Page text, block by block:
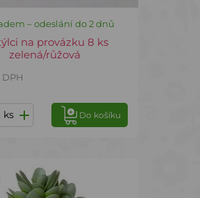
– odeslání do 2 dnů
na provázku 8 ks
zelená/růžová
DPH
ks Do košíku